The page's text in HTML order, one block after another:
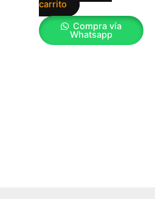
carrito
Compra vía
Whatsapp